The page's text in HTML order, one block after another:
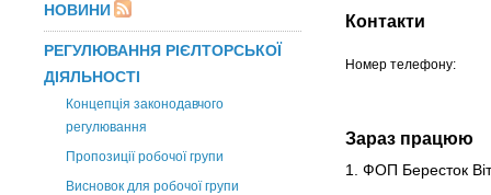
НОВИНИ
РЕГУЛЮВАННЯ РІЄЛТОРСЬКОЇ
ДІЯЛЬНОСТІ
Концепція законодавчого
регулювання
Пропозиції робочої групи
Висновок для робочої групи
Контакти
Номер телефону:
Зараз працюю
1. ФОП Бересток